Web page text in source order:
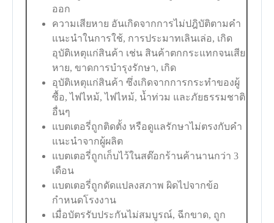
ออก
ความเสียหาย อันเกิดจากการไม่ปฎิบัติตามคำ
แนะนำในการใช้, การประมาทเลินเล่อ, เกิด
อุบัติเหตุแก่สินค้า เช่น สินค้าตกกระแทกจนเสีย
หาย, ขาดการบำรุงรักษา, เกิด
อุบัติเหตุแก่สินค้า ซึ่งเกิดจากการกระทำของผู้
ซื้อ, ไฟไหม้, ไฟไหม้, น้ำท่วม และภัยธรรมชาติ
อื่นๆ
แบตเตอรี่ถูกติดตั้ง หรือดูแลรักษาไม่ตรงกับคำ
แนะนำจากผู้ผลิต
แบตเตอรี่ถูกเก็บไว้ในสต๊อกร้านค้านานกว่า 3
เดือน
แบตเตอรี่ถูกดัดแปลงสภาพ ผิดไปจากข้อ
กำหนดโรงงาน
เมื่อบัตรรับประกันไม่สมบูรณ์, ฉีกขาด, ถูก